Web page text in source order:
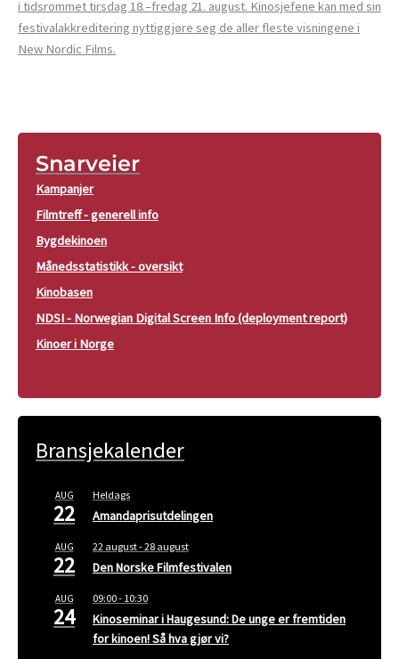
i tidsrommet tirsdag 18.–fredag 21. august. Kinosjefene kan med sin
festivalakkreditering nyttiggjøre seg de aller fleste visningene i
New Nordic Films.
Snarveier
Kampanjer
Filmtreff - generell info
Bygdekinoen
Månedsstatistikk - oversikt
Kinobasen
NDSI - Norwegian Digital Screen Info (deployment report)
Kinoer i Norge
Bransjekalender
AUG
22
Heldags
Amandaprisutdelingen
AUG
22
22 august-28 august
Den Norske Filmfestivalen
AUG
24
09:00- 10:30
Kinoseminar i Haugesund: De unge er fremtiden
for kinoen! Så hva gjør vi?